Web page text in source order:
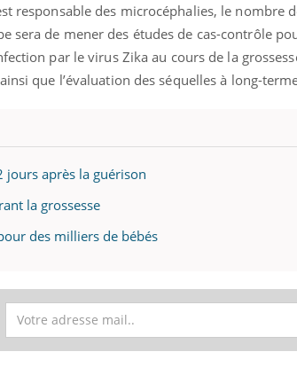
responsable des microcéphalies, le nombre
sera de mener des études de cas-contrôle
par le virus Zika au cours de la
que l’évaluation des séquelles à long-
jours après la guérison
la grossesse
des milliers de bébés